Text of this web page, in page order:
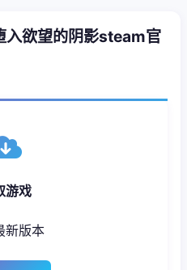
入欲望的阴影steam官
游戏
新版本